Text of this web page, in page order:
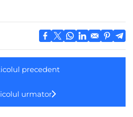
precedent
urmator